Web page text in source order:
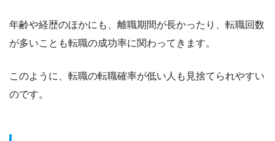
年齢や経歴のほかにも、 離職期間が長かったり、転職回数
が多いことも転職の成功率に関わってきます。
このように、転職の転職確率が低い人も見捨てられやすい
のです。